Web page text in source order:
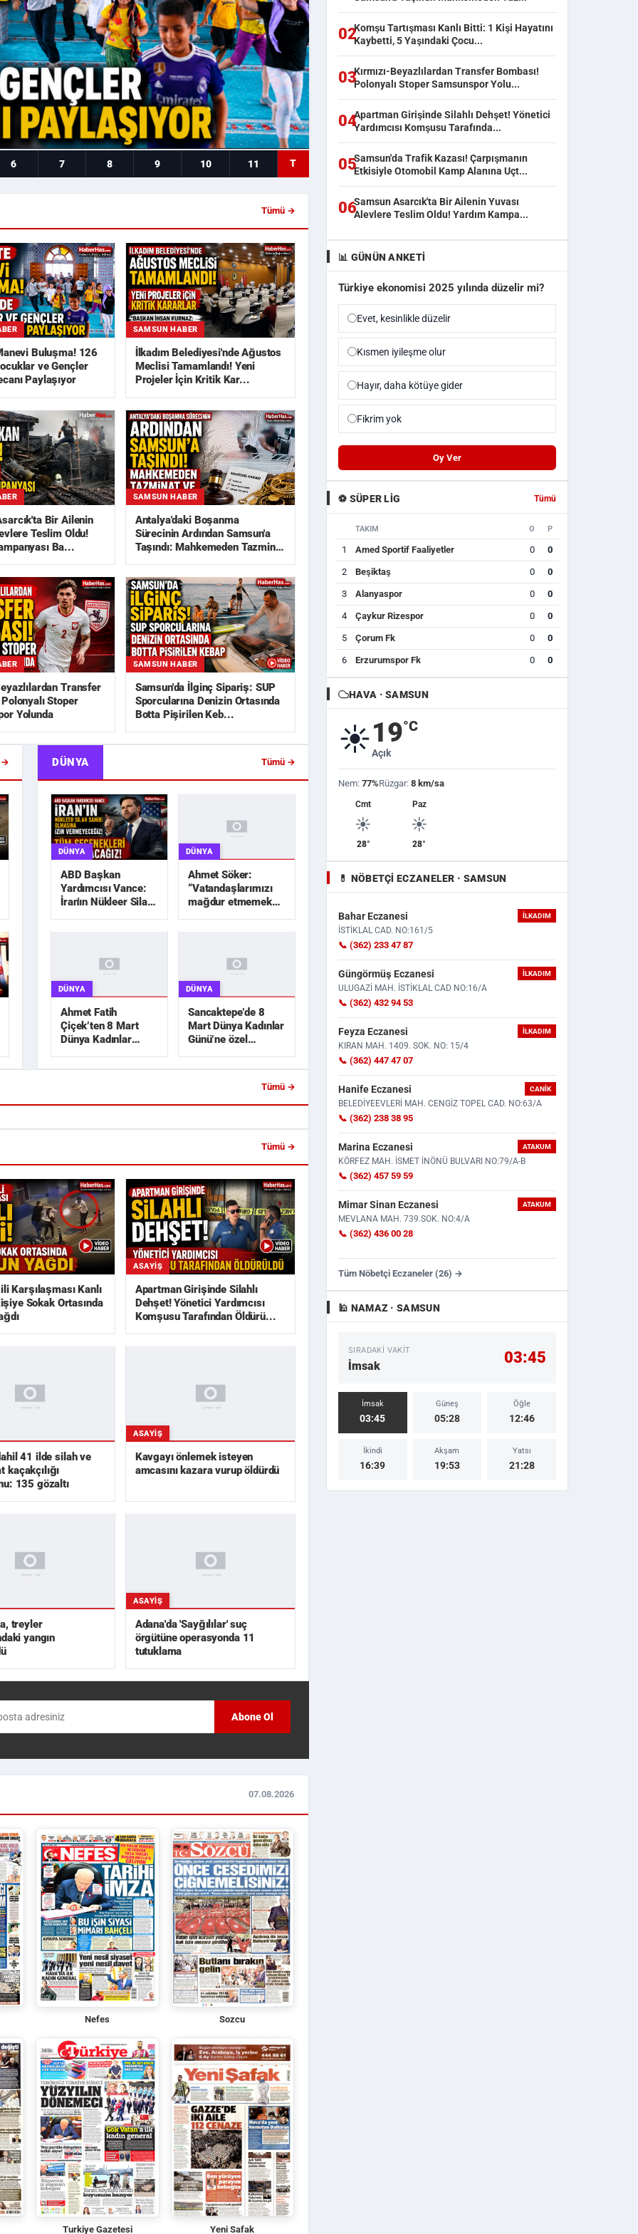
6 7 8 9 10 11 T
Tümü →
Buluşma! 126
ve Gençler
Paylaşıyor
SAMSUN HABER
İlkadım Belediyesi'nde Ağustos
Meclisi Tamamlandı! Yeni
Projeler İçin Kritik Kar...
Bir Ailenin
Teslim Oldu!
Ba...
SAMSUN HABER
Antalya'daki Boşanma
Sürecinin Ardından Samsun'a
Taşındı: Mahkemeden Tazminat
Transfer
Stoper
Yolunda
SAMSUN HABER
Samsun'da İlginç Sipariş: SUP
Sporcularına Denizin Ortasında
Botta Pişirilen Keb...
→ DÜNYA Tümü →
DÜNYA
ABD Başkan
Yardımcısı Vance:
İran'ın Nükleer Silah
DÜNYA
Ahmet Söker:
“Vatandaşlarımızı
mağdur etmemek
DÜNYA
Ahmet Fatih
Çiçek’ten 8 Mart
Dünya Kadınlar
DÜNYA
Sancaktepe’de 8
Mart Dünya Kadınlar
Günü’ne özel
Tümü →
Akın Gürlek: "Şehit Ailelerinin
Antalya'daki Boşanma Sürecinin
Ardından Samsun'a Taşındı...
Samsun'da Trafik Kazası!
Çarpışmanın Etkisiyle
Tümü →
Karşılaşması Kanlı
Sokak Ortasında
ASAYIŞ
Apartman Girişinde Silahlı
Dehşet! Yönetici Yardımcısı
Komşusu Tarafından Öldürü...
41 ilde silah ve
kaçakçılığı
135 gözaltı
ASAYIŞ
Kavgayı önlemek isteyen
amcasını kazara vurup öldürdü
treyler
yangın
ASAYIŞ
Adana'da 'Sayğılılar' suç
örgütüne operasyonda 11
tutuklama
Abone Ol
07.08.2026
Nefes Sozcu
Turkiye Gazetesi Yeni Safak
02Komşu Tartışması Kanlı Bitti: 1 Kişi Hayatını
Kaybetti, 5 Yaşındaki Çocu...
03Kırmızı-Beyazlılardan Transfer Bombası!
Polonyalı Stoper Samsunspor Yolu...
04Apartman Girişinde Silahlı Dehşet! Yönetici
Yardımcısı Komşusu Tarafında...
05Samsun'da Trafik Kazası! Çarpışmanın
Etkisiyle Otomobil Kamp Alanına Uçt...
06Samsun Asarcık'ta Bir Ailenin Yuvası
Alevlere Teslim Oldu! Yardım Kampa...
📊 GÜNÜN ANKETI
Türkiye ekonomisi 2025 yılında düzelir mi?
Evet, kesinlikle düzelir
Kısmen iyileşme olur
Hayır, daha kötüye gider
Fikrim yok
Oy Ver
⚽ SÜPER LIG Tümü
TAKIM O P
1 Amed Sportif Faaliyetler 0 0
2 Beşiktaş 0 0
3 Alanyaspor 0 0
4 Çaykur Rizespor 0 0
5 Çorum Fk 0 0
6 Erzurumspor Fk 0 0
HAVA · SAMSUN
☀️19°C
Açık
Nem: 77%Rüzgar: 8 km/sa
Cmt
☀️
28°
Paz
☀️
28°
💊 NÖBETÇI ECZANELER · SAMSUN
Bahar Eczanesi İLKADIM
İSTİKLAL CAD. NO:161/5
📞 (362) 233 47 87
Güngörmüş Eczanesi İLKADIM
ULUGAZİ MAH. İSTİKLAL CAD NO:16/A
📞 (362) 432 94 53
Feyza Eczanesi İLKADIM
KIRAN MAH. 1409. SOK. NO: 15/4
📞 (362) 447 47 07
Hanife Eczanesi CANIK
BELEDİYEEVLERİ MAH. CENGİZ TOPEL CAD. NO:63/A
📞 (362) 238 38 95
Marina Eczanesi ATAKUM
KÖRFEZ MAH. İSMET İNÖNÜ BULVARI NO:79/A-B
📞 (362) 457 59 59
Mimar Sinan Eczanesi ATAKUM
MEVLANA MAH. 739.SOK. NO:4/A
📞 (362) 436 00 28
Tüm Nöbetçi Eczaneler (26) →
🕌 NAMAZ · SAMSUN
SIRADAKI VAKIT
İmsak 03:45
İmsak
03:45
Güneş
05:28
Öğle
12:46
İkindi
16:39
Akşam
19:53
Yatsı
21:28